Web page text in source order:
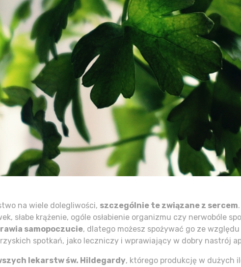
na wiele dolegliwości, szczególnie te związane z sercem
słabe krążenie, ogóle osłabienie organizmu czy nerwobóle
samopoczucie, dlatego możesz spożywać go ze
spotkań, jako leczniczy i wprawiający w dobry nastrój
lekarstw św. Hildegardy, którego produkcję w dużych